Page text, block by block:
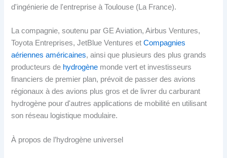
d'ingénierie de l'entreprise à Toulouse (La France).
La compagnie, soutenu par GE Aviation, Airbus Ventures,
Toyota Entreprises, JetBlue Ventures etCompagnies
aériennes américaines, ainsi que plusieurs des plus grands
producteurs de hydrogène monde vert et investisseurs
financiers de premier plan, prévoit de passer des avions
régionaux à des avions plus gros et de livrer du carburant
hydrogène pour d'autres applications de mobilité en utilisant
son réseau logistique modulaire.
À propos de l’hydrogène universel